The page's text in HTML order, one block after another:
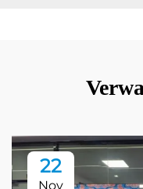
22
Nov